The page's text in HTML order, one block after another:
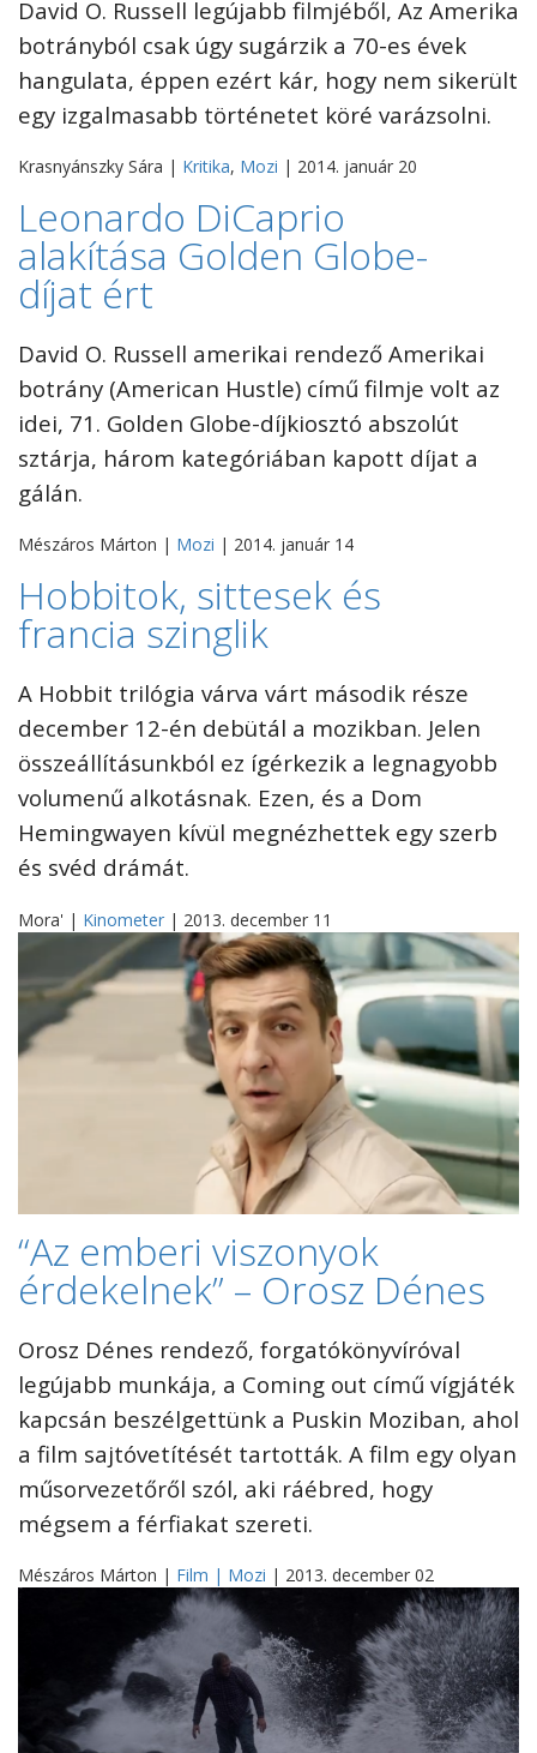
David O. Russell legújabb filmjéből, Az Amerika
botrányból csak úgy sugárzik a 70-es évek
hangulata, éppen ezért kár, hogy nem sikerült
egy izgalmasabb történetet köré varázsolni.
Krasnyánszky Sára | Kritika, Mozi | 2014. január 20
Leonardo DiCaprio
alakítása Golden Globe-
díjat ért
David O. Russell amerikai rendező Amerikai
botrány (American Hustle) című filmje volt az
idei, 71. Golden Globe-díjkiosztó abszolút
sztárja, három kategóriában kapott díjat a
gálán.
Mészáros Márton | Mozi | 2014. január 14
Hobbitok, sittesek és
francia szinglik
A Hobbit trilógia várva várt második része
december 12-én debütál a mozikban. Jelen
összeállításunkból ez ígérkezik a legnagyobb
volumenű alkotásnak. Ezen, és a Dom
Hemingwayen kívül megnézhettek egy szerb
és svéd drámát.
Mora' | Kinometer | 2013. december 11
“Az emberi viszonyok
érdekelnek” – Orosz Dénes
Orosz Dénes rendező, forgatókönyvíróval
legújabb munkája, a Coming out című vígjáték
kapcsán beszélgettünk a Puskin Moziban, ahol
a film sajtóvetítését tartották. A film egy olyan
műsorvezetőről szól, aki ráébred, hogy
mégsem a férfiakat szereti.
Mészáros Márton | Film | Mozi | 2013. december 02